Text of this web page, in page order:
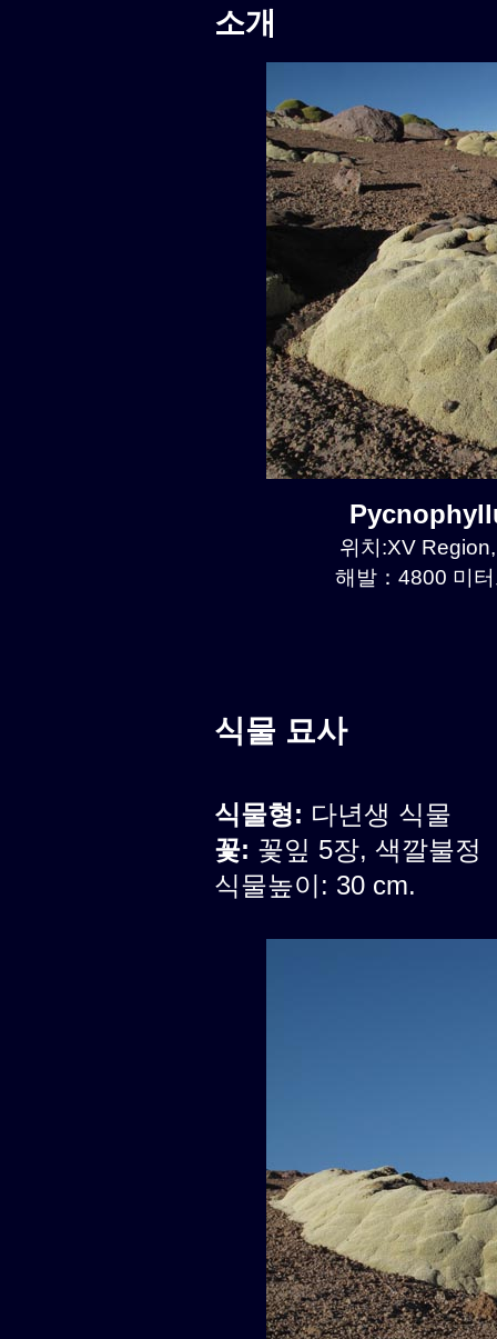
소개
위치:XV
해발：4800 미
식물 묘사
식물형: 다년생 식물
꽃: 꽃잎 5장, 색깔불정
식물높이: 30 cm.